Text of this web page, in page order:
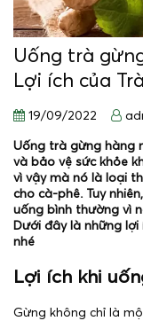
Uống trà
Lợi ích của
19/09/2022
Uống trà gừng hàng
và bảo vệ sức khỏe
vì vậy mà nó là loại
cho cà-phê. Tuy
uống bình thường vì
Dưới đây là những
nhé
Lợi ích khi
Gừng không chỉ là